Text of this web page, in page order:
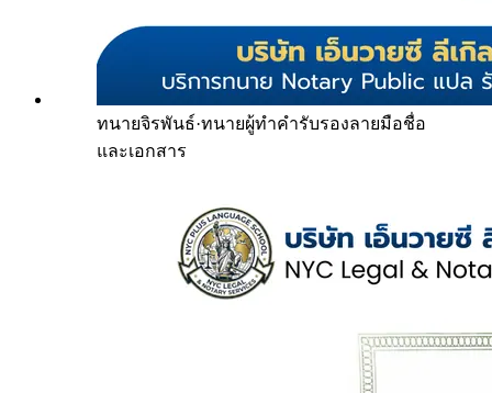
ทนายจิรพันธ์·ทนายผู้ทำคำรับรองลายมือชื่อ
และเอกสาร